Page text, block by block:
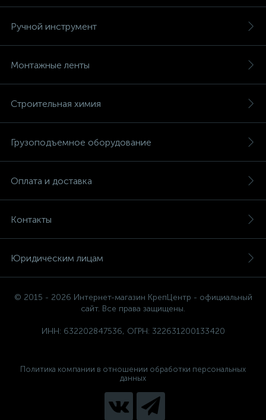
Ручной инструмент
Монтажные ленты
Строительная химия
Грузоподъемное оборудование
Оплата и доставка
Контакты
Юридическим лицам
© 2015 - 2026 Интернет-магазин КрепЦентр - официальный
сайт. Все права защищены.
ИНН: 632202847536, ОГРН: 322631200133420
Политика компании в отношении обработки персональных
данных